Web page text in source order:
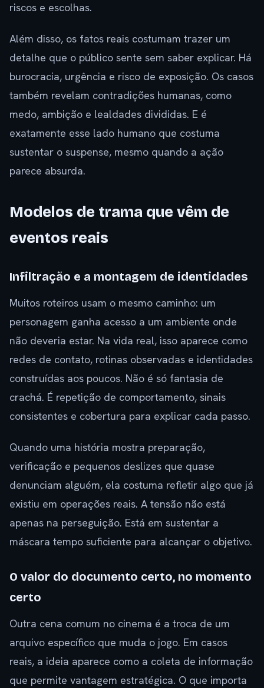
riscos e escolhas.
Além disso, os fatos reais costumam trazer um
detalhe que o público sente sem saber explicar. Há
burocracia, urgência e risco de exposição. Os casos
também revelam contradições humanas, como
medo, ambição e lealdades divididas. E é
exatamente esse lado humano que costuma
sustentar o suspense, mesmo quando a ação
parece absurda.
Modelos de trama que vêm de
eventos reais
Infiltração e a montagem de identidades
Muitos roteiros usam o mesmo caminho: um
personagem ganha acesso a um ambiente onde
não deveria estar. Na vida real, isso aparece como
redes de contato, rotinas observadas e identidades
construídas aos poucos. Não é só fantasia de
crachá. É repetição de comportamento, sinais
consistentes e cobertura para explicar cada passo.
Quando uma história mostra preparação,
verificação e pequenos deslizes que quase
denunciam alguém, ela costuma refletir algo que já
existiu em operações reais. A tensão não está
apenas na perseguição. Está em sustentar a
máscara tempo suficiente para alcançar o objetivo.
O valor do documento certo, no momento
certo
Outra cena comum no cinema é a troca de um
arquivo específico que muda o jogo. Em casos
reais, a ideia aparece como a coleta de informação
que permite vantagem estratégica. O que importa